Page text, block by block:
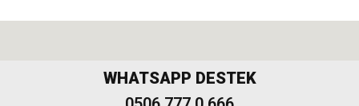
Freemont
WHATSAPP DESTEK